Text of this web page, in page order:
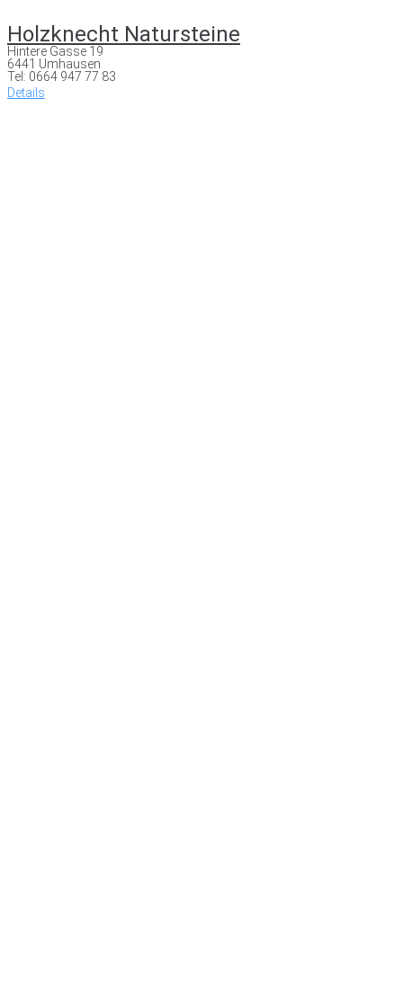
Holzknecht Natursteine
Hintere Gasse 19
6441 Umhausen
Tel: 0664 947 77 83
Details